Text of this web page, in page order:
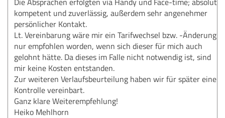
kompetent und zuverlässig, außerdem sehr angenehmer
persönlicher Kontakt.
Lt. Vereinbarung wäre mir ein Tarifwechsel bzw. -Änderung
nur empfohlen worden, wenn sich dieser für mich auch
gelohnt hätte. Da dieses im Falle nicht notwendig ist, sind
mir keine Kosten entstanden.
Zur weiteren Verlaufsbeurteilung haben wir für später eine
Kontrolle vereinbart.
Ganz klare Weiterempfehlung!
Heiko Mehlhorn